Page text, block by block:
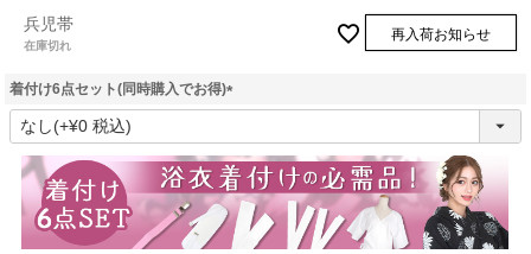
兵児帯
在庫切れ
再入荷お知らせ
着付け6点セット(同時購入でお得)
(
須
)